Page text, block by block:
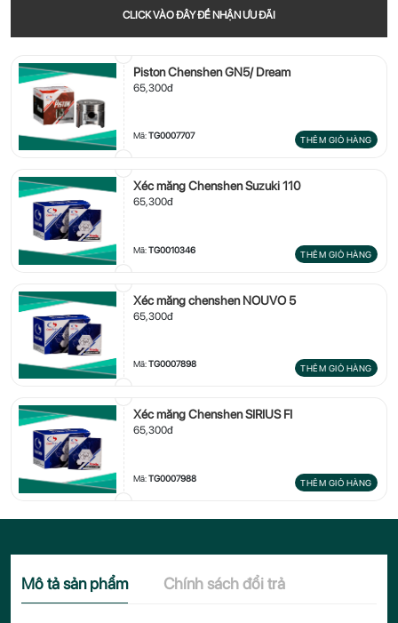
CLICK VÀO ĐÂY ĐỂ NHẬN ƯU ĐÃI
Piston Chenshen GN5/ Dream
65,300đ
Mã:TG0007707 THÊM GIỎ HÀNG
Xéc măng Chenshen Suzuki 110
65,300đ
Mã:TG0010346 THÊM GIỎ HÀNG
Xéc măng chenshen NOUVO 5
65,300đ
Mã:TG0007898 THÊM GIỎ HÀNG
Xéc măng Chenshen SIRIUS FI
65,300đ
Mã:TG0007988 THÊM GIỎ HÀNG
Mô tả sản phẩm Chính sách đổi trả